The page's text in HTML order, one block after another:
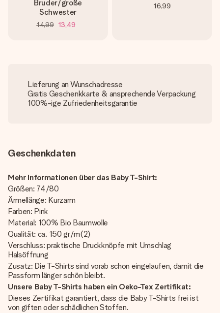
Bruder/große
Schwester
14,99 13,49
16,99
Lieferung an Wunschadresse
Gratis Geschenkkarte & ansprechende Verpackung
100%-ige Zufriedenheitsgarantie
Geschenkdaten
Mehr Informationen über das Baby T-Shirt:
Größen: 74/80
Ärmellänge: Kurzarm
Farben: Pink
Material: 100% Bio Baumwolle
Qualität: ca. 150 gr/m(2)
Verschluss: praktische Druckknöpfe mit Umschlag
Halsöffnung
Zusatz: Die T-Shirts sind vorab schon eingelaufen, damit die
Passform länger schön bleibt.
Unsere Baby T-Shirts haben ein Oeko-Tex Zertifikat:
Dieses Zertifikat garantiert, dass die Baby T-Shirts frei ist
von giften oder schädlichen Stoffen.